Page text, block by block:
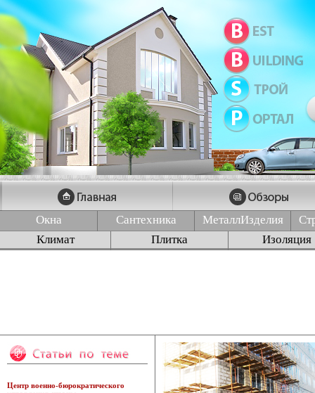
Окна Сантехника МеталлИзделия
Климат
Плитка Изоляция
Центр военно-бюрократического